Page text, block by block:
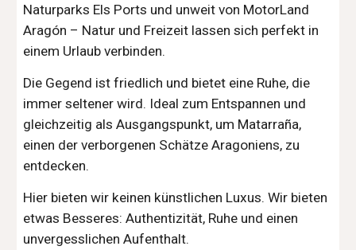
Naturparks Els Ports und unweit von MotorLand
Aragón – Natur und Freizeit lassen sich perfekt in
einem Urlaub verbinden.
Die Gegend ist friedlich und bietet eine Ruhe, die
immer seltener wird. Ideal zum Entspannen und
gleichzeitig als Ausgangspunkt, um Matarraña,
einen der verborgenen Schätze Aragoniens, zu
entdecken.
Hier bieten wir keinen künstlichen Luxus. Wir bieten
etwas Besseres: Authentizität, Ruhe und einen
unvergesslichen Aufenthalt.